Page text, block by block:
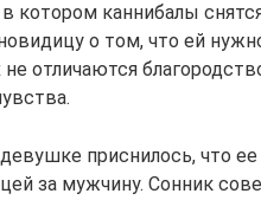
в котором каннибалы
о том, что ей
отличаются
приснилось, что
за мужчину. Сонник